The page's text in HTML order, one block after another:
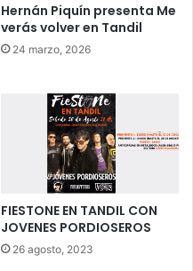
Hernán Piquín presenta Me
verás volver en Tandil
24 marzo, 2026
FIESTONE EN TANDIL CON
JOVENES PORDIOSEROS
26 agosto, 2023